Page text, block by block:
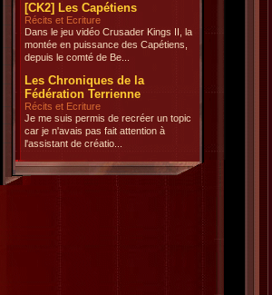
[CK2] Les Capétiens
Récits et Ecriture
Dans le jeu vidéo Crusader Kings II, la
montée en puissance des Capétiens,
depuis le comté de Be...
Les Chroniques de la
Fédération Terrienne
Récits et Ecriture
Je me suis permis de recréer un topic
car je n'avais pas fait attention à
l'assistant de créatio...